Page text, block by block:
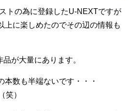
トの為に登録したU-NEXTですが
上に楽しめたのでその辺の情報も
が大量にあります。
本数も半端ないです・・・
笑）